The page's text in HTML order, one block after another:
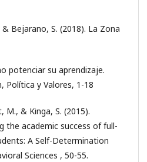
Bejarano, S. (2018). La Zona
potenciar su aprendizaje.
Política y Valores, 1-18
M., & Kinga, S. (2015).
academic success of full-
A Self-Determination
Sciences , 50-55.